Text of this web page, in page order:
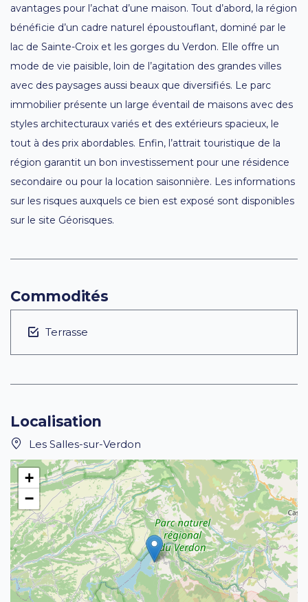
avantages pour l’achat d’une maison. Tout d’abord, la région
bénéficie d’un cadre naturel époustouflant, dominé par le
lac de Sainte-Croix et les gorges du Verdon. Elle offre un
mode de vie paisible, loin de l’agitation des grandes villes
avec des paysages aussi beaux que diversifiés. Le parc
immobilier présente un large éventail de maisons avec des
styles architecturaux variés et des extérieurs spacieux, le
tout à des prix abordables. Enfin, l’attrait touristique de la
région garantit un bon investissement pour une résidence
secondaire ou pour la location saisonnière. Les informations
sur les risques auxquels ce bien est exposé sont disponibles
sur le site Géorisques.
Commodités
Terrasse
Localisation
Les Salles-sur-Verdon
+
−